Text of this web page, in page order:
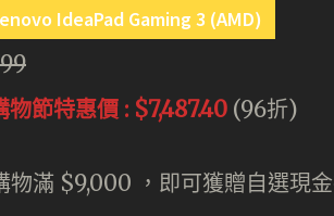
IdeaPad Gaming 3 (AMD)
節特惠價 : $7,487.40 (96折)
物滿 $9,000 ，即可獲贈自選現